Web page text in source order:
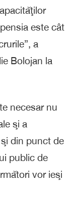
este cât
a
Bolojan la
necesar nu
şi a
din punct de
public de
vor ieşi